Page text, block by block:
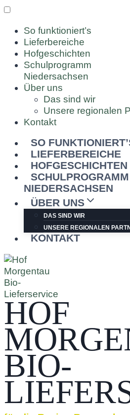
So funktioniert’s
Lieferbereiche
Hofgeschichten
Schulprogramm
Niedersachsen
Über uns
Das sind wir
Unsere regionalen
Kontakt
Zum
Inhalt
springen
SO
LIEFERBEREICHE
HOFGESCHICHTEN
SCHULPROGRAMM
NIEDERSACHSEN
ÜBER UNS
DAS SIND WIR
UNSERE REGIONALEN
KONTAKT
HOF
BIO-